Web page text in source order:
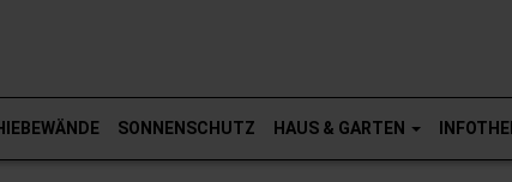
SONNENSCHUTZ HAUS & GARTEN